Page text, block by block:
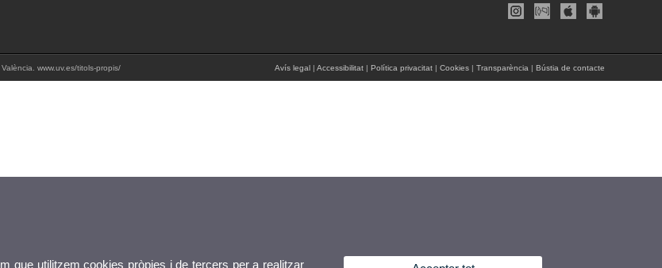
www.uv.es/titols-propis/ Avís legal | Accessibilitat | Política privacitat | Cookies | Transparència | Bústia de contacte
que utilitzem cookies pròpies i de tercers per a realitzar